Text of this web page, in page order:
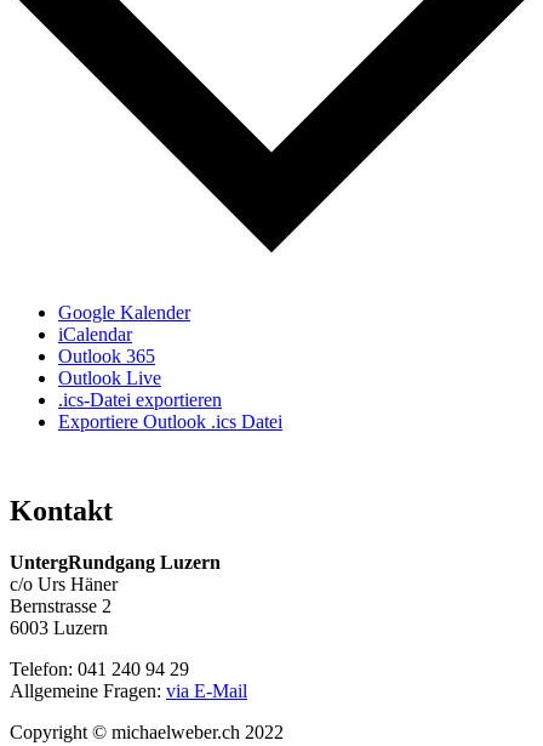
Google Kalender
iCalendar
Outlook 365
Outlook Live
.ics-Datei exportieren
Exportiere Outlook .ics Datei
Kontakt
UntergRundgang Luzern
c/o Urs Häner
Bernstrasse 2
6003 Luzern
Telefon: 041 240 94 29
Allgemeine Fragen: via E-Mail
Copyright © michaelweber.ch 2022